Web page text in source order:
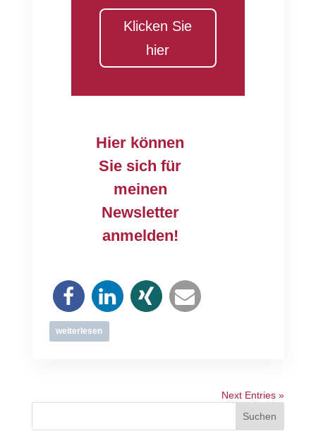
Klicken Sie
hier
Hier können
Sie sich für
meinen
Newsletter
anmelden!
weiterlesen
Next Entries »